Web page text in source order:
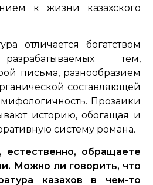
к жизни казахского
отличается богатством
тем,
письма, разнообразием
составляющей
Прозаики
историю, обогащая и
систему романа.
естественно, обращаете
Можно ли говорить, что
казахов в чем-то